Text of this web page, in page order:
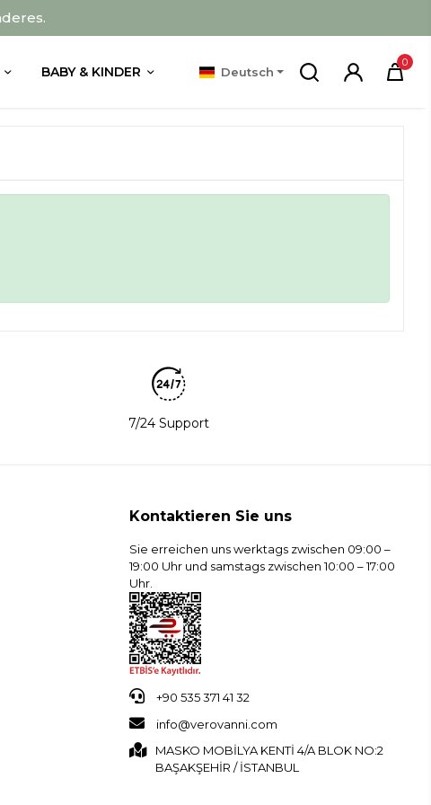
BABY & KINDER Deutsch
0
7/24 Support
Kontaktieren Sie uns
Sie erreichen uns werktags zwischen 09:00 –
19:00 Uhr und samstags zwischen 10:00 – 17:00
Uhr.
+90 535 371 41 32
info@verovanni.com
MASKO MOBİLYA KENTİ 4/A BLOK NO:2
BAŞAKŞEHİR / İSTANBUL